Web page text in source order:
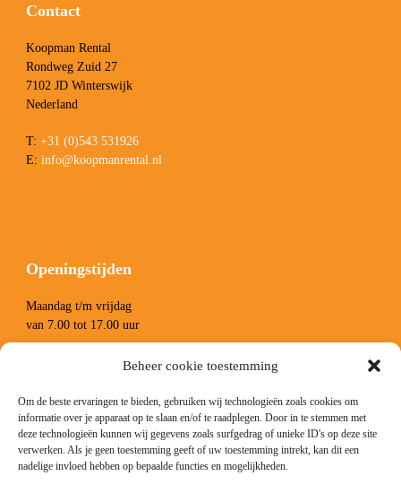
Beheer cookie toestemming
Om de beste ervaringen te bieden, gebruiken wij technologieën zoals cookies om
informatie over je apparaat op te slaan en/of te raadplegen. Door in te stemmen met
deze technologieën kunnen wij gegevens zoals surfgedrag of unieke ID's op deze site
verwerken. Als je geen toestemming geeft of uw toestemming intrekt, kan dit een
nadelige invloed hebben op bepaalde functies en mogelijkheden.
Contact
Koopman Rental
Rondweg Zuid 27
7102 JD Winterswijk
Nederland
T: +31 (0)543 531926
E: info@koopmanrental.nl
Openingstijden
Maandag t/m vrijdag
van 7.00 tot 17.00 uur
Zaterdag van 8.00 tot 13.00 uur
Volg ons